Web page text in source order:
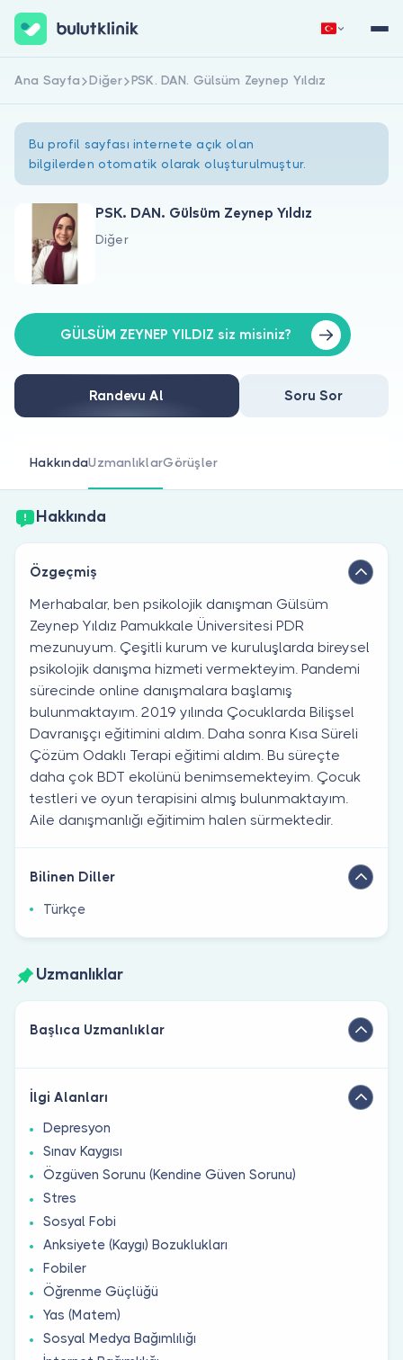
Hakkımızda
Doktorlar için
Doktor musunuz?
Hemen Kaydol Giriş Yap
Ana Sayfa Diğer PSK. DAN. Gülsüm Zeynep Yıldız
Bu profil sayfası internete açık olan
bilgilerden otomatik olarak oluşturulmuştur.
PSK. DAN. Gülsüm Zeynep Yıldız
Diğer
GÜLSÜM ZEYNEP YILDIZ siz misiniz?
Randevu Al Soru Sor
HakkındaUzmanlıklarGörüşler
Hakkında
Özgeçmiş
Merhabalar, ben psikolojik danışman Gülsüm
Zeynep Yıldız Pamukkale Üniversitesi PDR
mezunuyum. Çeşitli kurum ve kuruluşlarda bireysel
psikolojik danışma hizmeti vermekteyim. Pandemi
sürecinde online danışmalara başlamış
bulunmaktayım. 2019 yılında Çocuklarda Bilişsel
Davranışçı eğitimini aldım. Daha sonra Kısa Süreli
Çözüm Odaklı Terapi eğitimi aldım. Bu süreçte
daha çok BDT ekolünü benimsemekteyim. Çocuk
testleri ve oyun terapisini almış bulunmaktayım.
Aile danışmanlığı eğitimim halen sürmektedir.
Bilinen Diller
Türkçe
Uzmanlıklar
Başlıca Uzmanlıklar
İlgi Alanları
Depresyon
Sınav Kaygısı
Özgüven Sorunu (Kendine Güven Sorunu)
Stres
Sosyal Fobi
Anksiyete (Kaygı) Bozuklukları
Fobiler
Öğrenme Güçlüğü
Yas (Matem)
Sosyal Medya Bağımlılığı